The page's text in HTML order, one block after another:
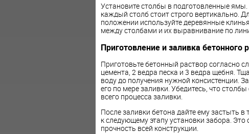
Установите столбы в подготовленные
каждый столб стоит строго вертикально.
положении используйте деревянные
между столбами и их выравнивание по
Приготовление и заливка бетонного
Приготовьте бетонный раствор согласно
цемента, 2 ведра песка и 3 ведра щебня.
воду до получения нужной консистенции.
его по мере заливки. Убедитесь, что
всего процесса заливки.
После заливки бетона дайте ему застыть в
к следующему этапу установки забора.
прочность всей конструкции.